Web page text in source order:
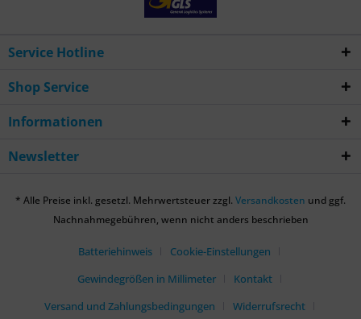
Service Hotline
Shop Service
Informationen
Newsletter
* Alle Preise inkl. gesetzl. Mehrwertsteuer zzgl. Versandkosten und ggf.
Nachnahmegebühren, wenn nicht anders beschrieben
Batteriehinweis
Cookie-Einstellungen
Gewindegrößen in Millimeter
Kontakt
Versand und Zahlungsbedingungen
Widerrufsrecht